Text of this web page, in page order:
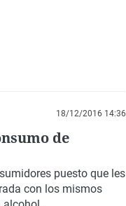
18/12/2016 14:36
de
puesto que les
con los mismos